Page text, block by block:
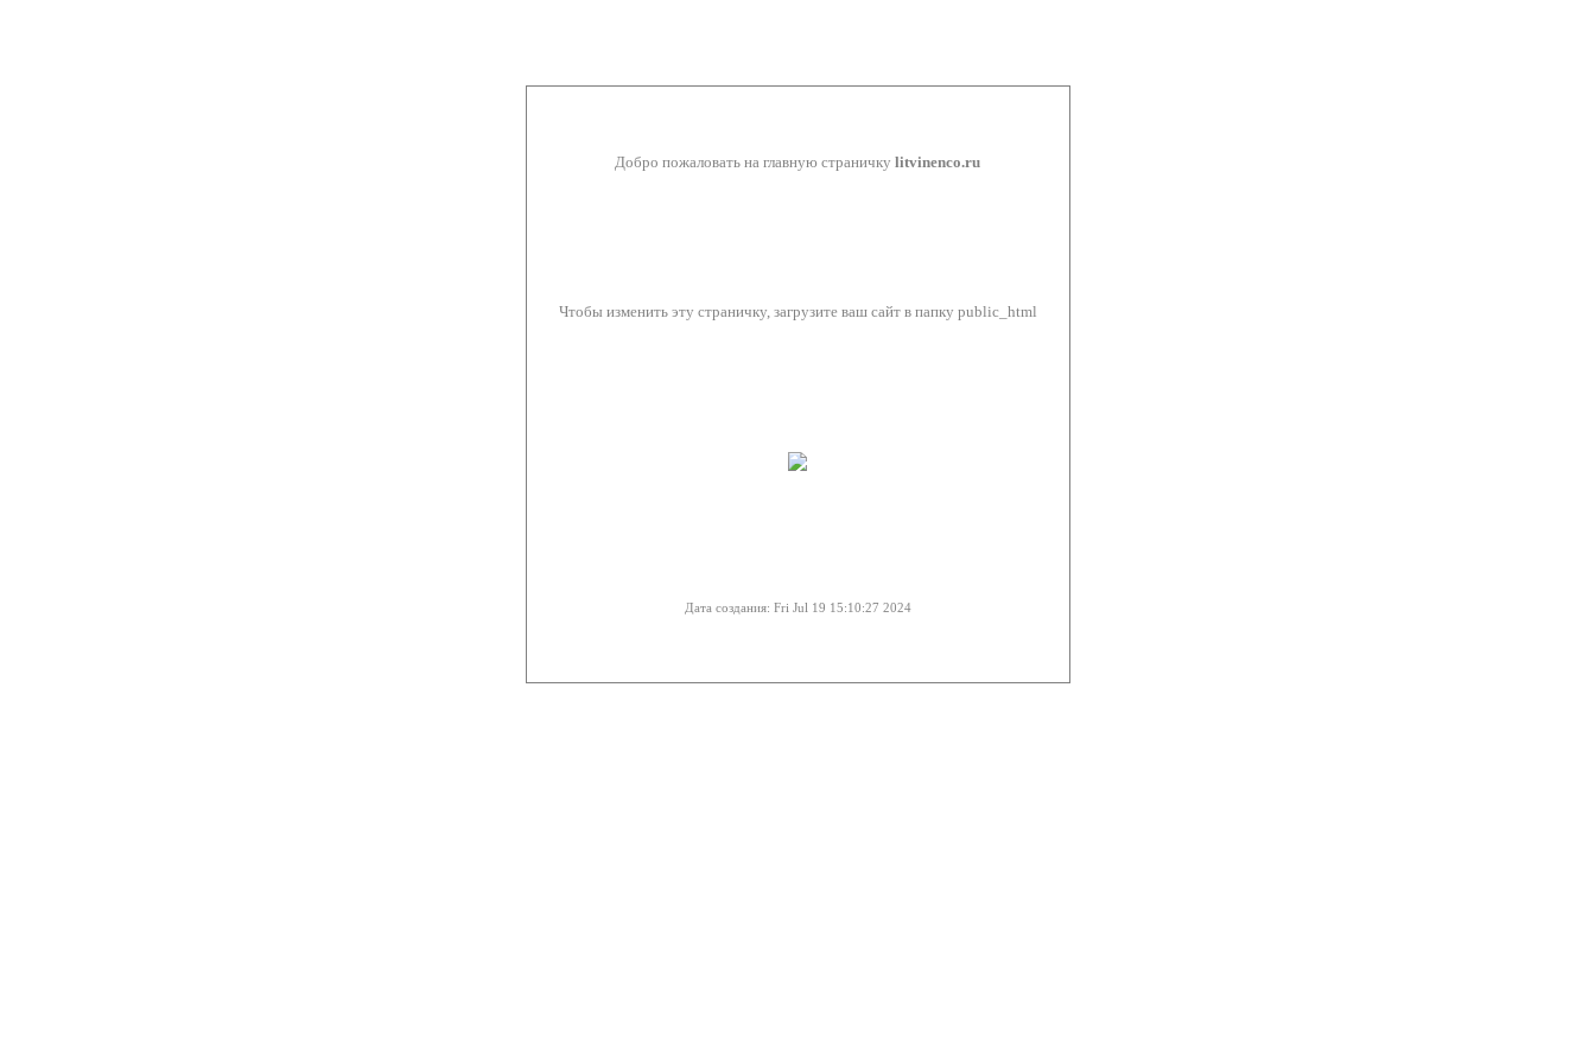
Добро пожаловать на главную страничку litvinenco.ru
Чтобы изменить эту страничку, загрузите ваш сайт в папку public_html
Дата создания: Fri Jul 19 15:10:27 2024